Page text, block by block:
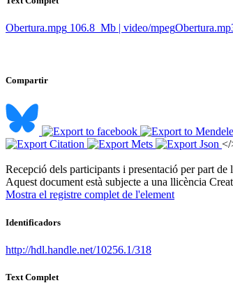
Obertura.mpg 106.8 Mb | video/mpeg
Compartir
</
Recepció dels participants i presentació per part de
Aquest document està subjecte a una llicència
Mostra el registre complet de l'element
Identificadors
http://hdl.handle.net/10256.1/318
Text Complet